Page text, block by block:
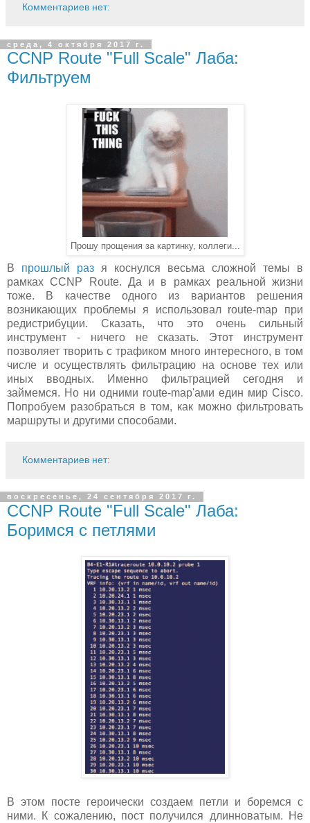
Комментариев нет:
среда, 4 октября 2017 г.
CCNP Route "Full Scale" Лаба:
Фильтруем
Прошу прощения за картинку, коллеги...
В прошлый раз я коснулся весьма сложной темы в
рамках CCNP Route. Да и в рамках реальной жизни
тоже. В качестве одного из вариантов решения
возникающих проблемы я использовал route-map при
редистрибуции. Сказать, что это очень сильный
инструмент - ничего не сказать. Этот инструмент
позволяет творить с трафиком много интересного, в том
числе и осуществлять фильтрацию на основе тех или
иных вводных. Именно фильтрацией сегодня и
займемся. Но ни одними route-map'ами един мир Cisco.
Попробуем разобраться в том, как можно фильтровать
маршруты и другими способами.
Комментариев нет:
воскресенье, 24 сентября 2017 г.
CCNP Route "Full Scale" Лаба:
Боримся с петлями
В этом посте героически создаем петли и боремся с
ними. К сожалению, пост получился длинноватым. Не